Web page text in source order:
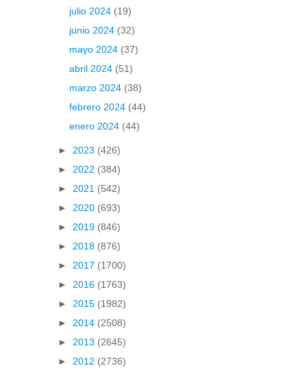
julio 2024 (19)
junio 2024 (32)
mayo 2024 (37)
abril 2024 (51)
marzo 2024 (38)
febrero 2024 (44)
enero 2024 (44)
► 2023 (426)
► 2022 (384)
► 2021 (542)
► 2020 (693)
► 2019 (846)
► 2018 (876)
► 2017 (1700)
► 2016 (1763)
► 2015 (1982)
► 2014 (2508)
► 2013 (2645)
► 2012 (2736)